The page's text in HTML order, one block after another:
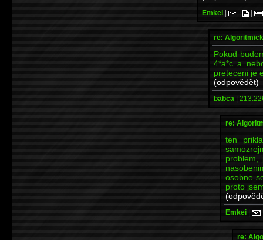
Emkei | | |
re:
Pokud
4*a*c a
preteceni je
(odpovědět)
babca |
re:
ten
problem,
osobne
proto
Emkei |
re: